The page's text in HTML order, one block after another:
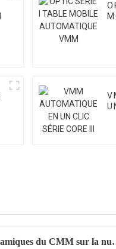
Quelle est l'influence